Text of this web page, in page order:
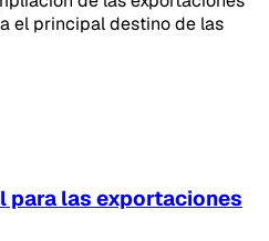
el principal destino de las
para las exportaciones